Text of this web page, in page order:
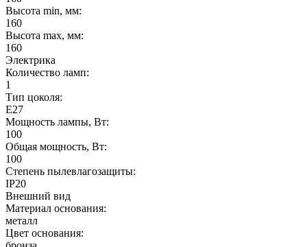
Высота min, мм:
160
Высота max, мм:
160
Электрика
Количество ламп:
1
Тип цоколя:
E27
Мощность лампы, Вт:
100
Общая мощность, Вт:
100
Степень пылевлагозащиты:
IP20
Внешний вид
Материал основания:
металл
Цвет основания: